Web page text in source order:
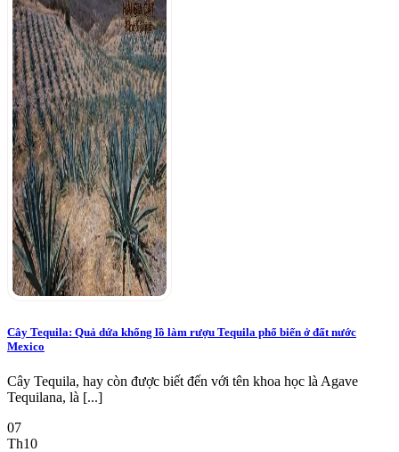
Cây Tequila: Quả dứa khổng lồ làm rượu Tequila phổ biến ở đất nước
Mexico
Cây Tequila, hay còn được biết đến với tên khoa học là Agave
Tequilana, là [...]
07
Th10